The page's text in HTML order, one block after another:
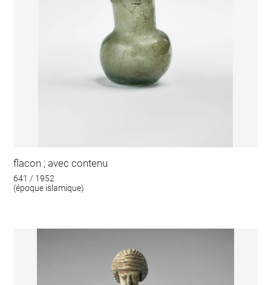
flacon ; avec contenu
641 / 1952
(époque islamique)